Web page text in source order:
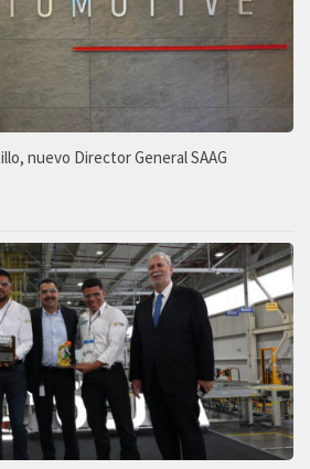
nuevo Director General SAAG